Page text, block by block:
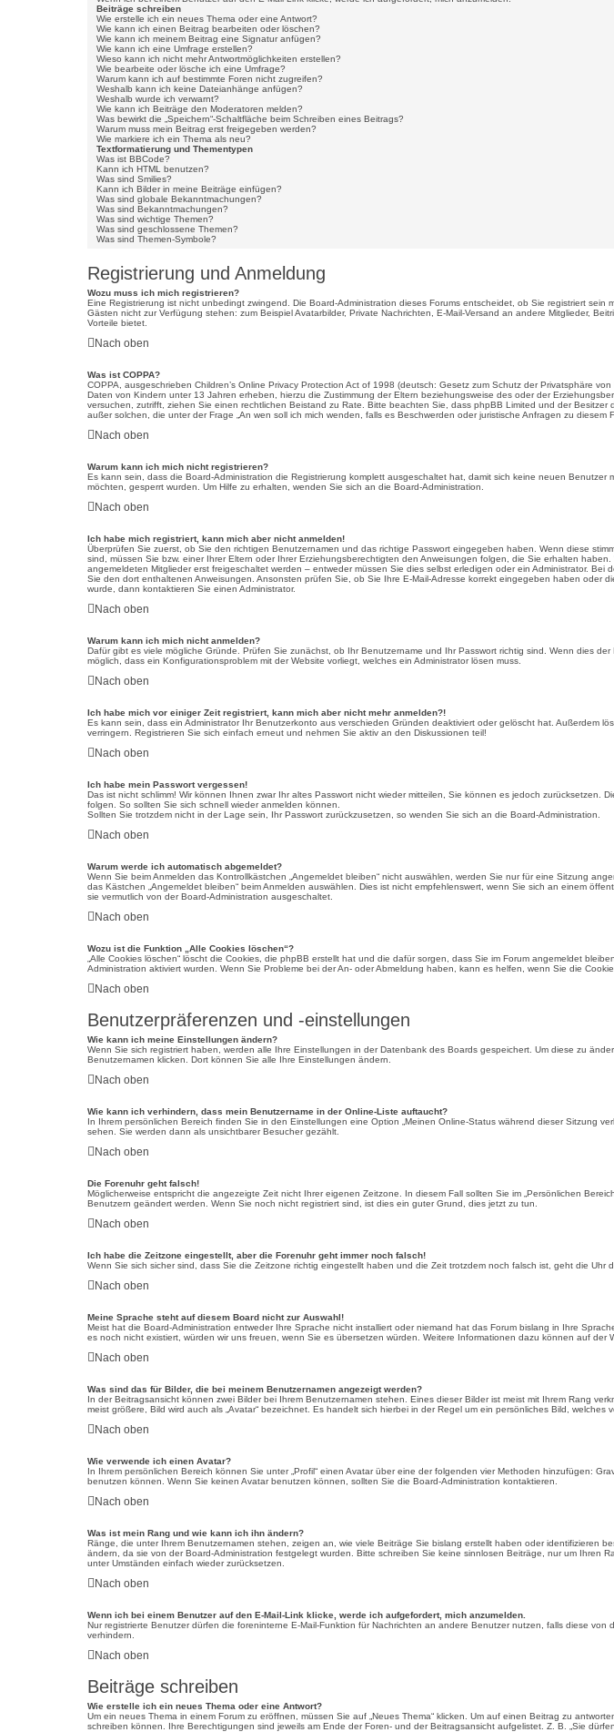
Beiträge schreiben
Wie erstelle ich ein neues Thema oder eine Antwort?
Wie kann ich einen Beitrag bearbeiten oder löschen?
Wie kann ich meinem Beitrag eine Signatur anfügen?
Wie kann ich eine Umfrage erstellen?
Wieso kann ich nicht mehr Antwortmöglichkeiten erstellen?
Wie bearbeite oder lösche ich eine Umfrage?
Warum kann ich auf bestimmte Foren nicht zugreifen?
Weshalb kann ich keine Dateianhänge anfügen?
Weshalb wurde ich verwarnt?
Wie kann ich Beiträge den Moderatoren melden?
Was bewirkt die „Speichern“-Schaltfläche beim Schreiben eines Beitrags?
Warum muss mein Beitrag erst freigegeben werden?
Wie markiere ich ein Thema als neu?
Textformatierung und Thementypen
Was ist BBCode?
Kann ich HTML benutzen?
Was sind Smilies?
Kann ich Bilder in meine Beiträge einfügen?
Was sind globale Bekanntmachungen?
Was sind Bekanntmachungen?
Was sind wichtige Themen?
Was sind geschlossene Themen?
Was sind Themen-Symbole?
Registrierung und Anmeldung
Wozu muss ich mich registrieren?
Eine Registrierung ist nicht unbedingt zwingend. Die Board-Administration dieses Forums entscheidet, ob Sie registriert
Gästen nicht zur Verfügung stehen: zum Beispiel Avatarbilder, Private Nachrichten, E-Mail-Versand an andere Mitglieder,
Vorteile bietet.
Nach oben
Was ist COPPA?
COPPA, ausgeschrieben Children’s Online Privacy Protection Act of 1998 (deutsch: Gesetz zum Schutz der Privatsphäre
Daten von Kindern unter 13 Jahren erheben, hierzu die Zustimmung der Eltern beziehungsweise des oder der
versuchen, zutrifft, ziehen Sie einen rechtlichen Beistand zu Rate. Bitte beachten Sie, dass phpBB Limited und der
außer solchen, die unter der Frage „An wen soll ich mich wenden, falls es Beschwerden oder juristische Anfragen zu diesem
Nach oben
Warum kann ich mich nicht registrieren?
Es kann sein, dass die Board-Administration die Registrierung komplett ausgeschaltet hat, damit sich keine neuen
möchten, gesperrt wurden. Um Hilfe zu erhalten, wenden Sie sich an die Board-Administration.
Nach oben
Ich habe mich registriert, kann mich aber nicht anmelden!
Überprüfen Sie zuerst, ob Sie den richtigen Benutzernamen und das richtige Passwort eingegeben haben. Wenn diese
sind, müssen Sie bzw. einer Ihrer Eltern oder Ihrer Erziehungsberechtigten den Anweisungen folgen, die Sie erhalten
angemeldeten Mitglieder erst freigeschaltet werden – entweder müssen Sie dies selbst erledigen oder ein Administrator.
Sie den dort enthaltenen Anweisungen. Ansonsten prüfen Sie, ob Sie Ihre E-Mail-Adresse korrekt eingegeben haben oder
wurde, dann kontaktieren Sie einen Administrator.
Nach oben
Warum kann ich mich nicht anmelden?
Dafür gibt es viele mögliche Gründe. Prüfen Sie zunächst, ob Ihr Benutzername und Ihr Passwort richtig sind. Wenn dies
möglich, dass ein Konfigurationsproblem mit der Website vorliegt, welches ein Administrator lösen muss.
Nach oben
Ich habe mich vor einiger Zeit registriert, kann mich aber nicht mehr anmelden?!
Es kann sein, dass ein Administrator Ihr Benutzerkonto aus verschieden Gründen deaktiviert oder gelöscht hat. Außerdem
verringern. Registrieren Sie sich einfach erneut und nehmen Sie aktiv an den Diskussionen teil!
Nach oben
Ich habe mein Passwort vergessen!
Das ist nicht schlimm! Wir können Ihnen zwar Ihr altes Passwort nicht wieder mitteilen, Sie können es jedoch zurücksetzen.
folgen. So sollten Sie sich schnell wieder anmelden können.
Sollten Sie trotzdem nicht in der Lage sein, Ihr Passwort zurückzusetzen, so wenden Sie sich an die Board-Administration.
Nach oben
Warum werde ich automatisch abgemeldet?
Wenn Sie beim Anmelden das Kontrollkästchen „Angemeldet bleiben“ nicht auswählen, werden Sie nur für eine Sitzung
das Kästchen „Angemeldet bleiben“ beim Anmelden auswählen. Dies ist nicht empfehlenswert, wenn Sie sich an einem
sie vermutlich von der Board-Administration ausgeschaltet.
Nach oben
Wozu ist die Funktion „Alle Cookies löschen“?
„Alle Cookies löschen“ löscht die Cookies, die phpBB erstellt hat und die dafür sorgen, dass Sie im Forum angemeldet
Administration aktiviert wurden. Wenn Sie Probleme bei der An- oder Abmeldung haben, kann es helfen, wenn Sie die
Nach oben
Benutzerpräferenzen und -einstellungen
Wie kann ich meine Einstellungen ändern?
Wenn Sie sich registriert haben, werden alle Ihre Einstellungen in der Datenbank des Boards gespeichert. Um diese zu
Benutzernamen klicken. Dort können Sie alle Ihre Einstellungen ändern.
Nach oben
Wie kann ich verhindern, dass mein Benutzername in der Online-Liste auftaucht?
In Ihrem persönlichen Bereich finden Sie in den Einstellungen eine Option „Meinen Online-Status während dieser Sitzung
sehen. Sie werden dann als unsichtbarer Besucher gezählt.
Nach oben
Die Forenuhr geht falsch!
Möglicherweise entspricht die angezeigte Zeit nicht Ihrer eigenen Zeitzone. In diesem Fall sollten Sie im „Persönlichen
Benutzern geändert werden. Wenn Sie noch nicht registriert sind, ist dies ein guter Grund, dies jetzt zu tun.
Nach oben
Ich habe die Zeitzone eingestellt, aber die Forenuhr geht immer noch falsch!
Wenn Sie sich sicher sind, dass Sie die Zeitzone richtig eingestellt haben und die Zeit trotzdem noch falsch ist, geht die
Nach oben
Meine Sprache steht auf diesem Board nicht zur Auswahl!
Meist hat die Board-Administration entweder Ihre Sprache nicht installiert oder niemand hat das Forum bislang in Ihre
es noch nicht existiert, würden wir uns freuen, wenn Sie es übersetzen würden. Weitere Informationen dazu können auf der
Nach oben
Was sind das für Bilder, die bei meinem Benutzernamen angezeigt werden?
In der Beitragsansicht können zwei Bilder bei Ihrem Benutzernamen stehen. Eines dieser Bilder ist meist mit Ihrem Rang
meist größere, Bild wird auch als „Avatar“ bezeichnet. Es handelt sich hierbei in der Regel um ein persönliches Bild, welches
Nach oben
Wie verwende ich einen Avatar?
In Ihrem persönlichen Bereich können Sie unter „Profil“ einen Avatar über eine der folgenden vier Methoden hinzufügen:
benutzen können. Wenn Sie keinen Avatar benutzen können, sollten Sie die Board-Administration kontaktieren.
Nach oben
Was ist mein Rang und wie kann ich ihn ändern?
Ränge, die unter Ihrem Benutzernamen stehen, zeigen an, wie viele Beiträge Sie bislang erstellt haben oder identifizieren
ändern, da sie von der Board-Administration festgelegt wurden. Bitte schreiben Sie keine sinnlosen Beiträge, nur um
unter Umständen einfach wieder zurücksetzen.
Nach oben
Wenn ich bei einem Benutzer auf den E-Mail-Link klicke, werde ich aufgefordert, mich anzumelden.
Nur registrierte Benutzer dürfen die foreninterne E-Mail-Funktion für Nachrichten an andere Benutzer nutzen, falls diese
verhindern.
Nach oben
Beiträge schreiben
Wie erstelle ich ein neues Thema oder eine Antwort?
Um ein neues Thema in einem Forum zu eröffnen, müssen Sie auf „Neues Thema“ klicken. Um auf einen Beitrag zu
schreiben können. Ihre Berechtigungen sind jeweils am Ende der Foren- und der Beitragsansicht aufgelistet. Z. B. „Sie